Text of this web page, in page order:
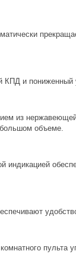
КПД и пониженный
из
объеме.
пульта